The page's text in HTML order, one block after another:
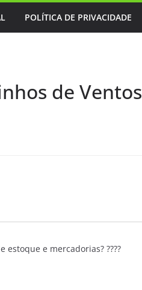
POLÍTICA DE PRIVACIDADE
de Ventos
e mercadorias? ????